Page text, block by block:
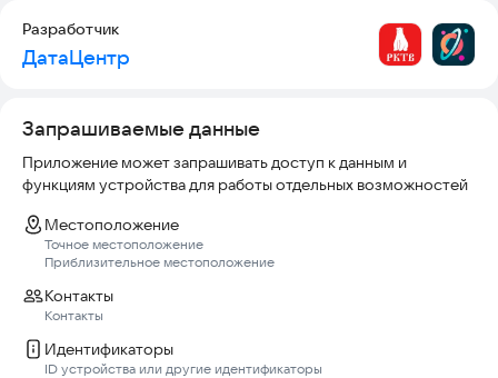
возрастному ограничению.
Разработчик
ДатаЦентр
Запрашиваемые данные
Приложение может запрашивать доступ к данным и
функциям устройства для работы отдельных возможностей
Местоположение
Точное местоположение
Приблизительное местоположение
Контакты
Контакты
Идентификаторы
ID устройства или другие идентификаторы